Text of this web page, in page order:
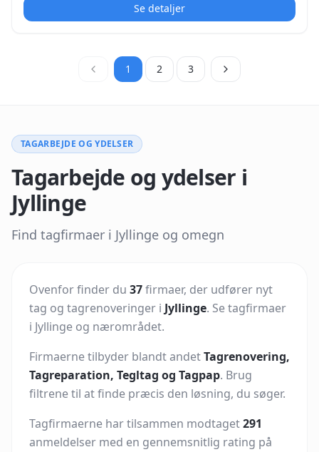
Tagekspert anvender virksomheden producentens
systemer, der er oplyst med 30 års produktgaranti på
håndværkere med fokus på korrekt udførelse fra
opmåling til færdigt tag. Virksomheden er etableret i
1995 og angiver CVR-nummer på sin hjemmeside. Pryts
Se detaljer
1 2 3
TAGARBEJDE OG YDELSER
Tagarbejde og ydelser i
Jyllinge
Find tagfirmaer i Jyllinge og omegn
Ovenfor finder du 37firmaer, der udfører nyt
tag og tagrenoveringer i Jyllinge. Se tagfirmaer
i Jyllinge og nærområdet.
Firmaerne tilbyder blandt andetTagrenovering,
Tagreparation, Tegltag og Tagpap. Brug
filtrene til at finde præcis den løsning, du søger.
Tagfirmaerne har tilsammen modtaget291
anmeldelser med en gennemsnitlig rating på